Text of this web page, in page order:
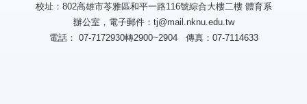
校址：802高雄市苓雅區和平一路116號綜合大樓二樓 體育系
辦公室，電子郵件：tj@mail.nknu.edu.tw
電話： 07-7172930轉2900~2904 傳真：07-7114633